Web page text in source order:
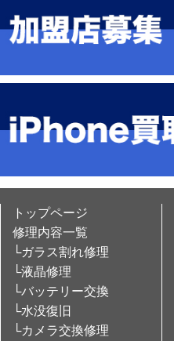
トップページ
修理内容一覧
└ガラス割れ修理
└液晶修理
└バッテリー交換
└水没復旧
└カメラ交換修理